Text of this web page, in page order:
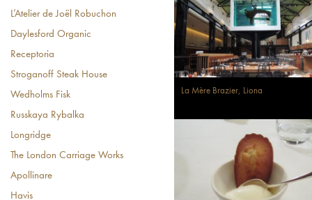
L’Atelier de Joël Robuchon
Daylesford Organic
Receptoria
Stroganoff Steak House
Wedholms Fisk
Russkaya Rybalka
Longridge
The London Carriage Works
Apollinare
Havis
La Mère Brazier, Liona